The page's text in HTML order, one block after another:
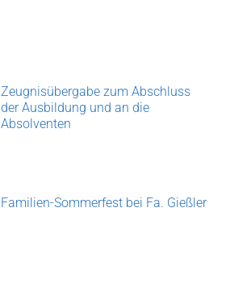
Zeugnisübergabe zum Abschluss
der Ausbildung und an die
Absolventen
Familien-Sommerfest bei Fa. Gießler